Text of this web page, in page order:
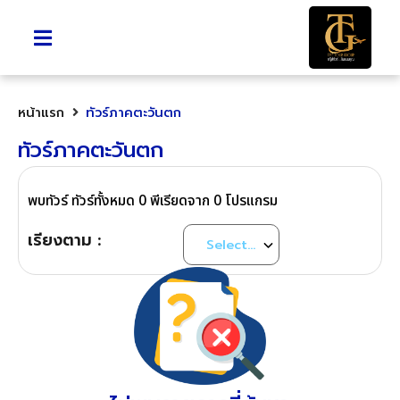
หน้าแรก ทัวร์ภาคตะวันตก
ทัวร์ภาคตะวันตก
พบทัวร์ ทัวร์ทั้งหมด 0 พีเรียดจาก 0 โปรแกรม
เรียงตาม :